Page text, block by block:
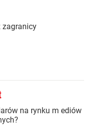
zagranicy
na rynku m ediów